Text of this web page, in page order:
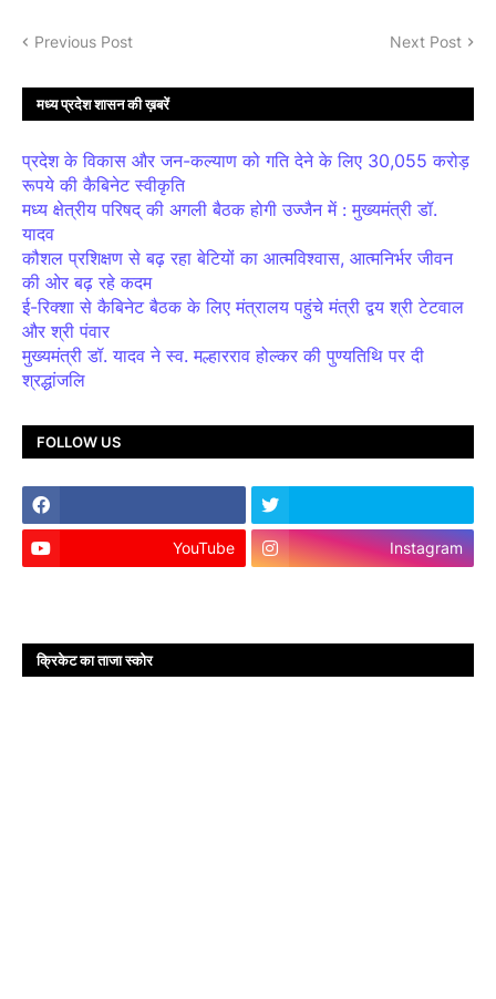
Previous Post Next Post
मध्य प्रदेश शासन की ख़बरें
प्रदेश के विकास और जन-कल्याण को गति देने के लिए 30,055 करोड़
रूपये की कैबिनेट स्वीकृति
मध्य क्षेत्रीय परिषद् की अगली बैठक होगी उज्जैन में : मुख्यमंत्री डॉ.
यादव
कौशल प्रशिक्षण से बढ़ रहा बेटियों का आत्मविश्वास, आत्मनिर्भर जीवन
की ओर बढ़ रहे कदम
ई-रिक्शा से कैबिनेट बैठक के लिए मंत्रालय पहुंचे मंत्री द्वय श्री टेटवाल
और श्री पंवार
मुख्यमंत्री डॉ. यादव ने स्व. मल्हारराव होल्कर की पुण्यतिथि पर दी
श्रद्धांजलि
FOLLOW US
YouTube Instagram
क्रिकेट का ताजा स्कोर